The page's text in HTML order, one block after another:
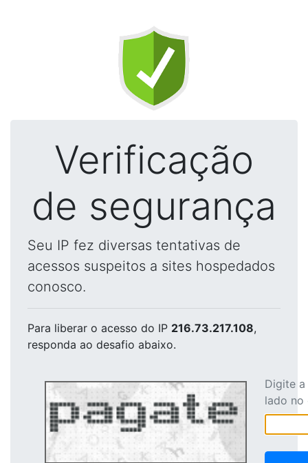
Verificação
de segurança
Seu IP fez diversas tentativas de
acessos suspeitos a sites hospedados
conosco.
Para liberar o acesso do IP 216.73.217.108,
responda ao desafio abaixo.
Digite
lado no